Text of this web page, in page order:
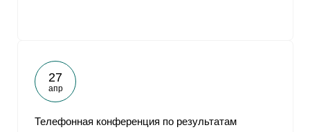
27
апр
Телефонная конференция по результатам